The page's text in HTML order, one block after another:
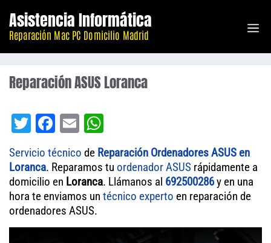
contenido
Asistencia Informática
Reparación Mac PC Domicilio Madrid
Reparación ASUS Loranca
T
wi
tt
er
Fa
ce
bo
ok
E
m
ail ts
A
pp
Servicio técnico de Reparación Ordenadores ASUS en
Loranca. Reparamos tu ordenadorASUS rápidamente a
domicilio en Loranca. Llámanos al 692500286y en una
hora te enviamos un técnico experto en reparación de
ordenadores ASUS.